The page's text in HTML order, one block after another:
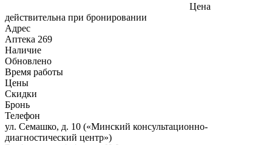
Цена
действительна при бронировании
Адрес
Аптека 269
Наличие
Обновлено
Время работы
Цены
Скидки
Бронь
Телефон
ул. Семашко, д. 10 («Минский консультационно-
диагностический центр»)